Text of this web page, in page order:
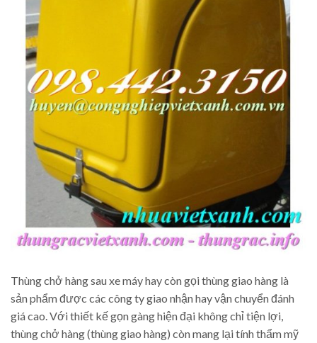
Thùng chở hàng sau xe máy hay còn gọi thùng giao hàng là
sản phẩm được các công ty giao nhận hay vận chuyển đánh
giá cao. Với thiết kế gọn gàng hiện đại không chỉ tiện lợi,
thùng chở hàng (thùng giao hàng) còn mang lại tính thẩm mỹ